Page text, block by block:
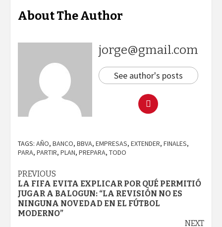
About The Author
jorge@gmail.com
See author's posts
TAGS: AÑO, BANCO, BBVA, EMPRESAS, EXTENDER, FINALES,
PARA, PARTIR, PLAN, PREPARA, TODO
Continue
Reading
PREVIOUS
LA FIFA EVITA EXPLICAR POR QUÉ PERMITIÓ
JUGAR A BALOGUN: “LA REVISIÓN NO ES
NINGUNA NOVEDAD EN EL FÚTBOL
MODERNO”
NEXT